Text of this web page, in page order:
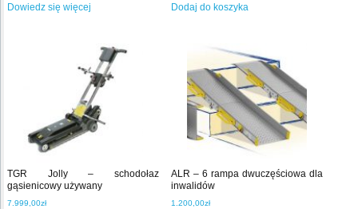
Dowiedz się więcej Dodaj do koszyka
TGR Jolly – schodołaz
gąsienicowy używany
7.999,00zł
ALR – 6 rampa dwuczęściowa dla
inwalidów
1.200,00zł